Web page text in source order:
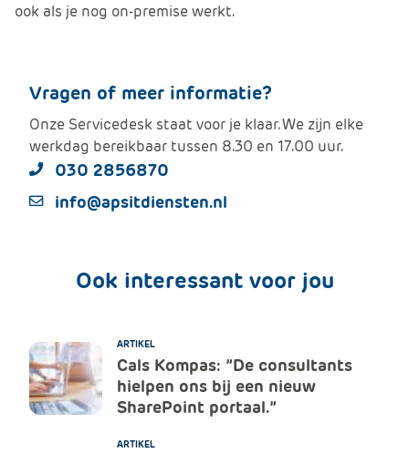
ook als je nog on-premise werkt.
Vragen of meer informatie?
Onze Servicedesk staat voor je klaar. We zijn elke
werkdag bereikbaar tussen 8.30 en 17.00 uur.
030 2856870
info@apsitdiensten.nl
Ook interessant voor jou
ARTIKEL
Cals Kompas: ”De consultants
hielpen ons bij een nieuw
SharePoint portaal.”
ARTIKEL